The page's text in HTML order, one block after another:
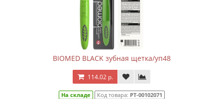
BIOMED BLACK зубная щетка/уп48
114.02 р.
На складе Код товара: РТ-00102071